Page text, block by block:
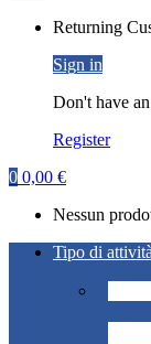
Returning
Sign in
Don't have
Register
0 0,00 €
Nessun
Tipo di attività